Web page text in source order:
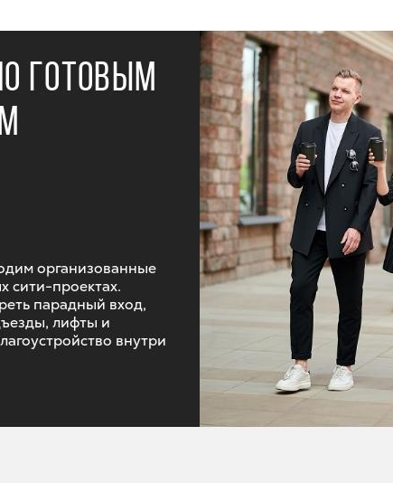
ГОТОВЫМ
организованные
сити-проектах.
парадный вход,
лифты и
внутри